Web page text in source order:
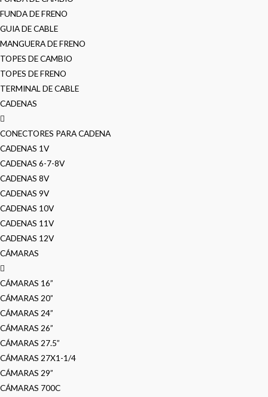
FUNDA DE FRENO
GUIA DE CABLE
MANGUERA DE FRENO
TOPES DE CAMBIO
TOPES DE FRENO
TERMINAL DE CABLE
CADENAS
CONECTORES PARA CADENA
CADENAS 1V
CADENAS 6-7-8V
CADENAS 8V
CADENAS 9V
CADENAS 10V
CADENAS 11V
CADENAS 12V
CÁMARAS
CÁMARAS 16”
CÁMARAS 20”
CÁMARAS 24”
CÁMARAS 26”
CÁMARAS 27.5”
CÁMARAS 27X1-1/4
CÁMARAS 29”
CÁMARAS 700C